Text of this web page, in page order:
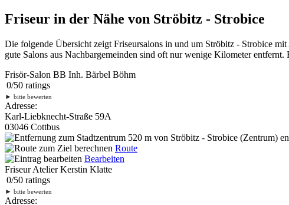
Friseur in der Nähe von Ströbitz - Strobice
Die folgende Übersicht zeigt Friseursalons in und um Ströbitz - Strobice
gute Salons aus Nachbargemeinden sind oft nur wenige Kilometer
Frisör-Salon BB Inh. Bärbel Böhm
0/50 ratings
► bitte bewerten
Adresse:
Karl-Liebknecht-Straße 59A
03046 Cottbus
520 m von Ströbitz - Strobice (Zentrum)
Route
Bearbeiten
Friseur Atelier Kerstin Klatte
0/50 ratings
► bitte bewerten
Adresse: